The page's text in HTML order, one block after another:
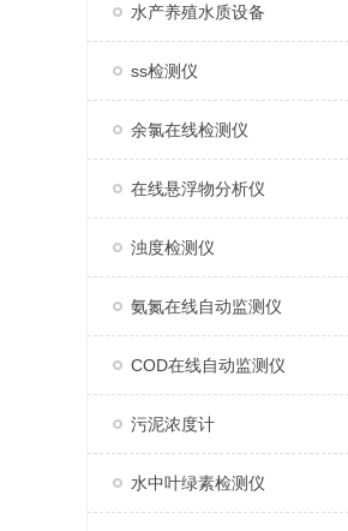
水产养殖水质设备
ss检测仪
余氯在线检测仪
在线悬浮物分析仪
浊度检测仪
氨氮在线自动监测仪
COD在线自动监测仪
污泥浓度计
水中叶绿素检测仪